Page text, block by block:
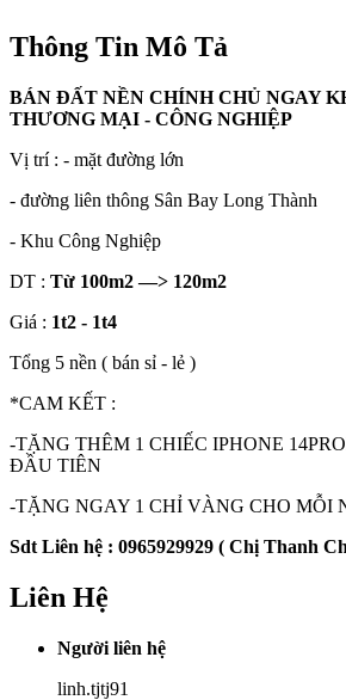
Thông Tin Mô Tả
BÁN ĐẤT NỀN CHÍNH CHỦ NGAY
THƯƠNG MẠI - CÔNG NGHIỆP
Vị trí : - mặt đường lớn
- đường liên thông Sân Bay Long Thành
- Khu Công Nghiệp
DT : Từ 100m2 —> 120m2
Giá : 1t2 - 1t4
Tổng 5 nền ( bán sỉ - lẻ )
*CAM KẾT :
-TẶNG THÊM 1 CHIẾC IPHONE
ĐẦU TIÊN
-TẶNG NGAY 1 CHỈ VÀNG CHO MỖI
Sdt Liên hệ : 0965929929 ( Chị Thanh
Liên Hệ
Người liên hệ
linh.tjtj91